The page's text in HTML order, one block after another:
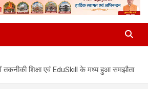
तकनीकी शिक्षा एवं EduSkill के मध्य हुआ समझौता